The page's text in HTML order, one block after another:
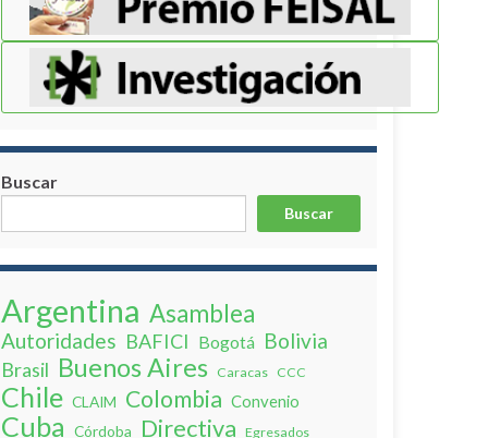
Buscar
Buscar
Argentina Asamblea
Autoridades BAFICI Bogotá Bolivia
Brasil Buenos Aires Caracas CCC
Chile CLAIM Colombia Convenio
Cuba Córdoba Directiva Egresados